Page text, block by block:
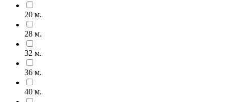
20 м.
28 м.
32 м.
36 м.
40 м.